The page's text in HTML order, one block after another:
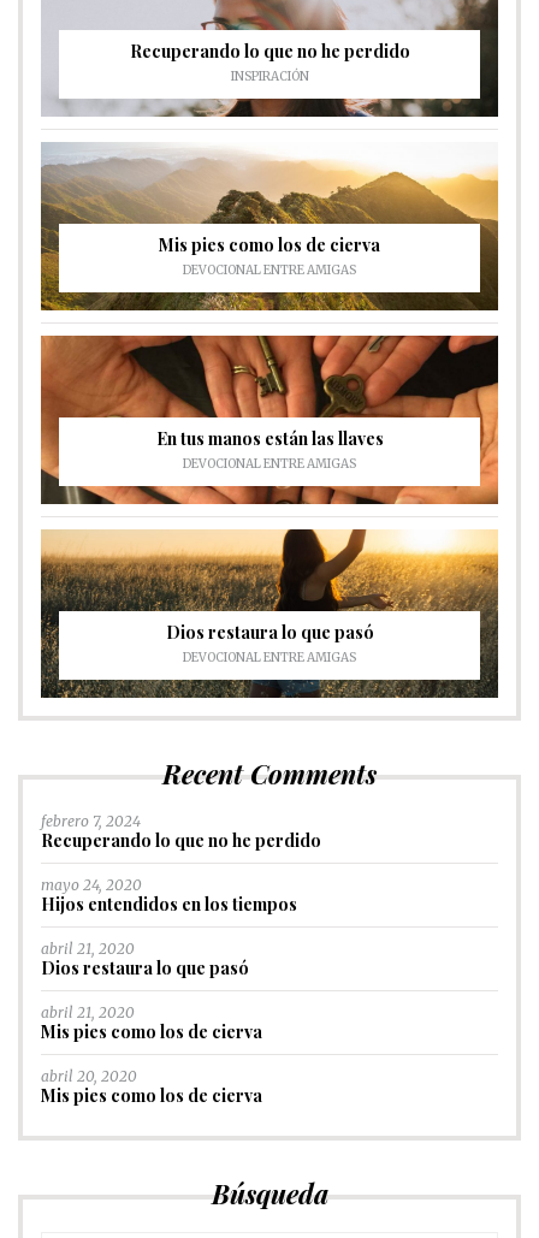
Recuperando lo que no he perdido
INSPIRACIÓN
Mis pies como los de cierva
DEVOCIONAL ENTRE AMIGAS
En tus manos están las llaves
DEVOCIONAL ENTRE AMIGAS
Dios restaura lo que pasó
DEVOCIONAL ENTRE AMIGAS
Recent Comments
febrero 7, 2024
Recuperando lo que no he perdido
mayo 24, 2020
Hijos entendidos en los tiempos
abril 21, 2020
Dios restaura lo que pasó
abril 21, 2020
Mis pies como los de cierva
abril 20, 2020
Mis pies como los de cierva
Búsqueda